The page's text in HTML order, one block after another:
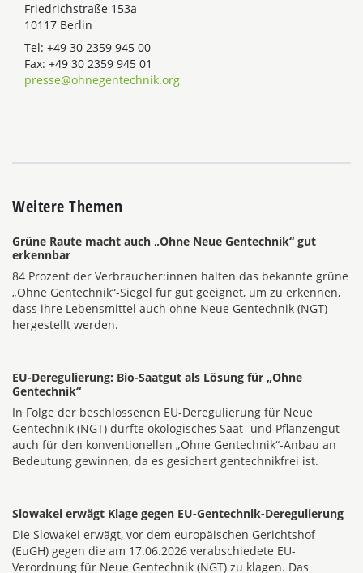
Friedrichstraße 153a
10117 Berlin
Tel: +49 30 2359 945 00
Fax: +49 30 2359 945 01
presse@ohnegentechnik.org
Weitere Themen
Grüne Raute macht auch „Ohne Neue Gentechnik“ gut
erkennbar
84 Prozent der Verbraucher:innen halten das bekannte grüne
„Ohne Gentechnik“-Siegel für gut geeignet, um zu erkennen,
dass ihre Lebensmittel auch ohne Neue Gentechnik (NGT)
hergestellt werden.
EU-Deregulierung: Bio-Saatgut als Lösung für „Ohne
Gentechnik“
In Folge der beschlossenen EU-Deregulierung für Neue
Gentechnik (NGT) dürfte ökologisches Saat- und Pflanzengut
auch für den konventionellen „Ohne Gentechnik“-Anbau an
Bedeutung gewinnen, da es gesichert gentechnikfrei ist.
Slowakei erwägt Klage gegen EU-Gentechnik-Deregulierung
Die Slowakei erwägt, vor dem europäischen Gerichtshof
(EuGH) gegen die am 17.06.2026 verabschiedete EU-
Verordnung für Neue Gentechnik (NGT) zu klagen. Das